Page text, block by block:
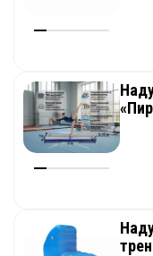
для спортивных
и